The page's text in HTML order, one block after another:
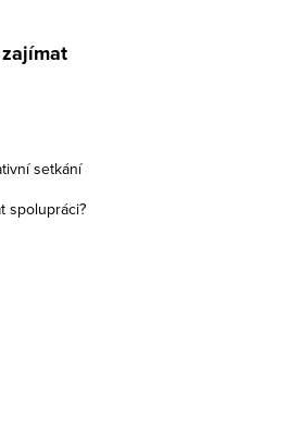
setkání
spolupráci?